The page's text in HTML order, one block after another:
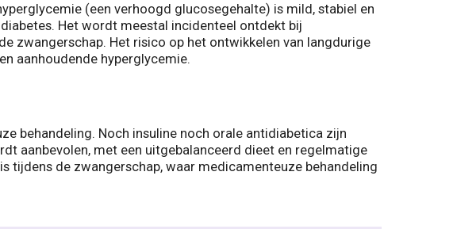
(een verhoogd glucosegehalte) is mild, stabiel en
Het wordt meestal incidenteel ontdekt bij
zwangerschap. Het risico op het ontwikkelen van langdurige
aanhoudende hyperglycemie.
behandeling. Noch insuline noch orale antidiabetica zijn
aanbevolen, met een uitgebalanceerd dieet en regelmatige
tijdens de zwangerschap, waar medicamenteuze behandeling